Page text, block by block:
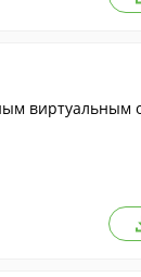
виртуальным